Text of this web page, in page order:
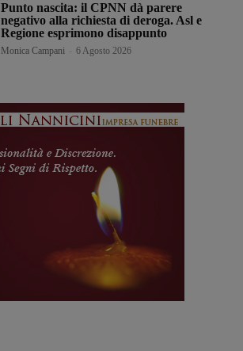
Punto nascita: il CPNN dà parere
negativo alla richiesta di deroga. Asl e
Regione esprimono disappunto
Monica Campani 6 Agosto 2026